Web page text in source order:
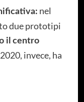
nel
due prototipi
il centro
invece, ha